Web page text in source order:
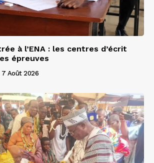
à l’ENA : les centres d’écrit
épreuves
7 Août 2026